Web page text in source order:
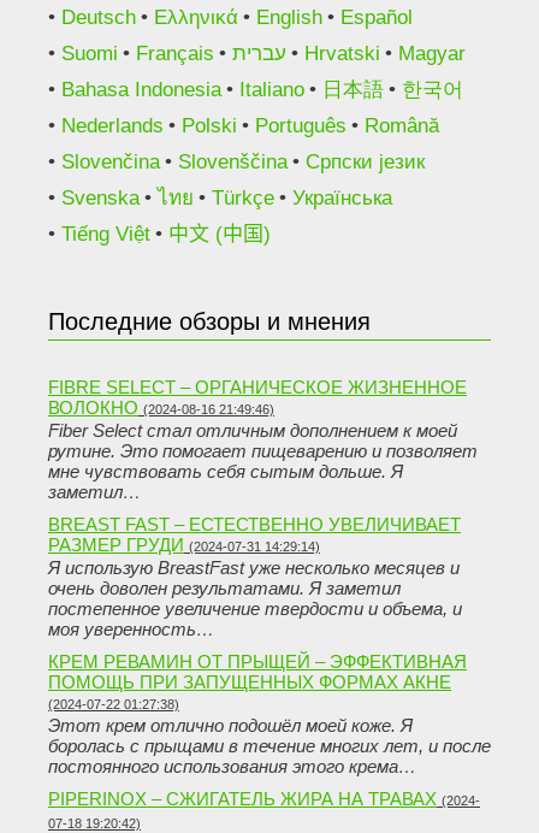
Deutsch
Ελληνικά English
Español
Suomi
Français עברית Hrvatski
Magyar
Bahasa Indonesia
Italiano 日本語
한국어
Nederlands
Polski Português
Română
Slovenčina
Slovenščina
Српски језик
Svenska
ไทย Türkçe
Українська
Tiếng Việt
中文 (中国)
Последние обзоры и мнения
FIBRE SELECT – ОРГАНИЧЕСКОЕ ЖИЗНЕННОЕ
ВОЛОКНО (2024-08-16 21:49:46)
Fiber Select стал отличным дополнением к моей
рутине. Это помогает пищеварению и позволяет
мне чувствовать себя сытым дольше. Я
заметил…
BREAST FAST – ЕСТЕСТВЕННО УВЕЛИЧИВАЕТ
РАЗМЕР ГРУДИ (2024-07-31 14:29:14)
Я использую BreastFast уже несколько месяцев и
очень доволен результатами. Я заметил
постепенное увеличение твердости и объема, и
моя уверенность…
КРЕМ РЕВАМИН ОТ ПРЫЩЕЙ – ЭФФЕКТИВНАЯ
ПОМОЩЬ ПРИ ЗАПУЩЕННЫХ ФОРМАХ АКНЕ
(2024-07-22 01:27:38)
Этот крем отлично подошёл моей коже. Я
боролась с прыщами в течение многих лет, и после
постоянного использования этого крема…
PIPERINOX – СЖИГАТЕЛЬ ЖИРА НА ТРАВАХ (2024-
07-18 19:20:42)